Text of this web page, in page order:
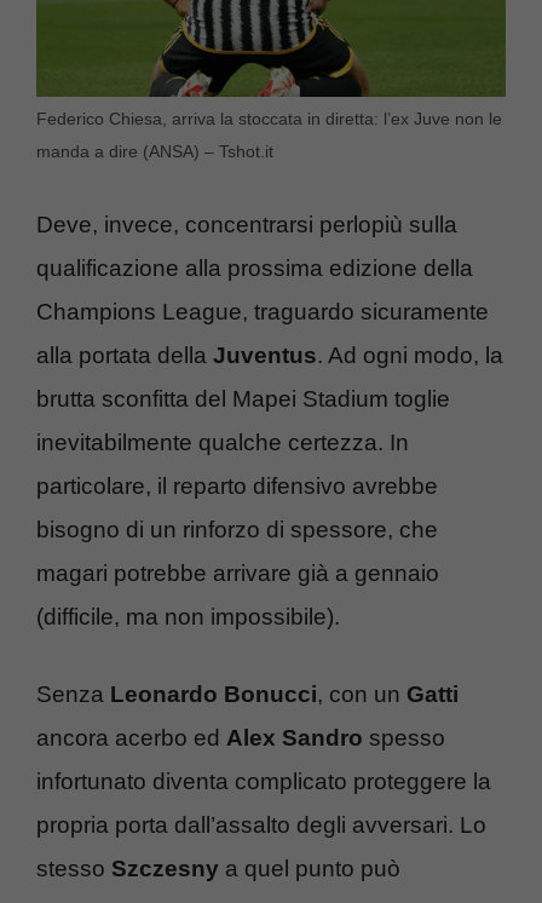
Federico Chiesa, arriva la stoccata in diretta: l’ex Juve non le
manda a dire (ANSA) – Tshot.it
Deve, invece, concentrarsi perlopiù sulla
qualificazione alla prossima edizione della
Champions League, traguardo sicuramente
alla portata della Juventus. Ad ogni modo, la
brutta sconfitta del Mapei Stadium toglie
inevitabilmente qualche certezza. In
particolare, il reparto difensivo avrebbe
bisogno di un rinforzo di spessore, che
magari potrebbe arrivare già a gennaio
(difficile, ma non impossibile).
Senza Leonardo Bonucci, con un Gatti
ancora acerbo ed Alex Sandro spesso
infortunato diventa complicato proteggere la
propria porta dall’assalto degli avversari. Lo
stesso Szczesny a quel punto può